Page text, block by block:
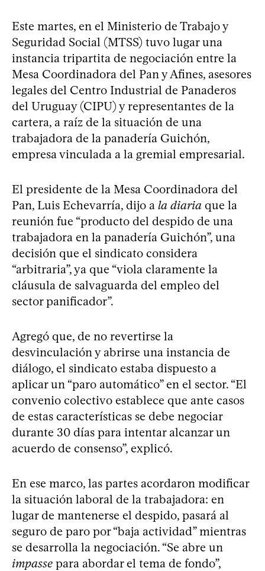
Este martes, en el Ministerio de Trabajo y
Seguridad Social (MTSS) tuvo lugar una
instancia tripartita de negociación entre la
Mesa Coordinadora del Pan y Afines, asesores
legales del Centro Industrial de Panaderos
del Uruguay (CIPU) y representantes de la
cartera, a raíz de la situación de una
trabajadora de la panadería Guichón,
empresa vinculada a la gremial empresarial.
El presidente de la Mesa Coordinadora del
Pan, Luis Echevarría, dijo a la diaria que la
reunión fue “producto del despido de una
trabajadora en la panadería Guichón”, una
decisión que el sindicato considera
“arbitraria”, ya que “viola claramente la
cláusula de salvaguarda del empleo del
sector panificador”.
Agregó que, de no revertirse la
desvinculación y abrirse una instancia de
diálogo, el sindicato estaba dispuesto a
aplicar un “paro automático” en el sector. “El
convenio colectivo establece que ante casos
de estas características se debe negociar
durante 30 días para intentar alcanzar un
acuerdo de consenso”, explicó.
En ese marco, las partes acordaron modificar
la situación laboral de la trabajadora: en
lugar de mantenerse el despido, pasará al
seguro de paro por “baja actividad” mientras
se desarrolla la negociación. “Se abre un
impasse para abordar el tema de fondo”,